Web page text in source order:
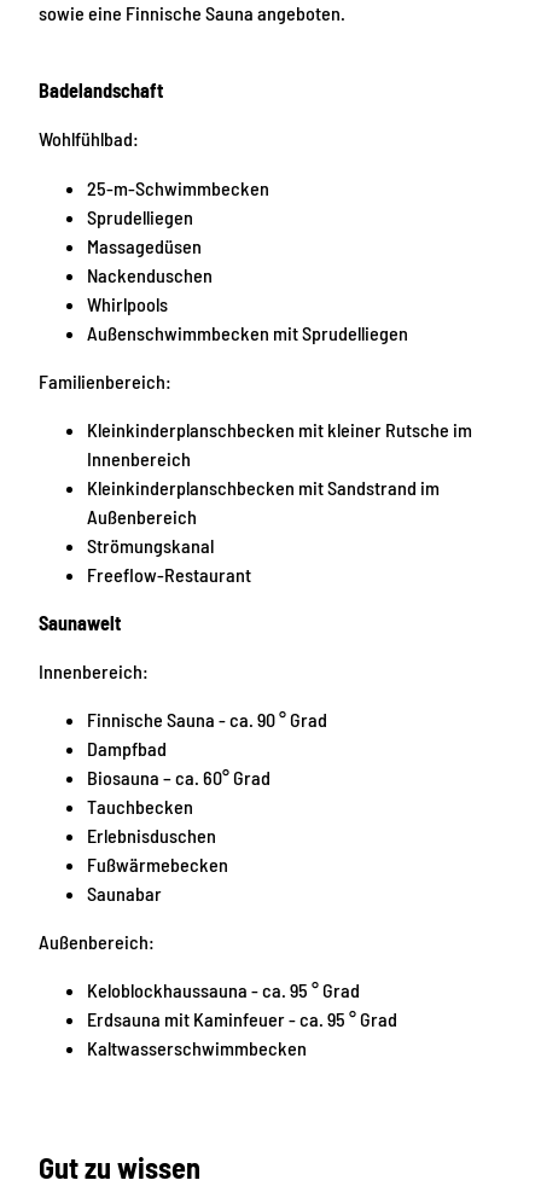
sowie eine Finnische Sauna angeboten.
Badelandschaft
Wohlfühlbad:
25-m-Schwimmbecken
Sprudelliegen
Massagedüsen
Nackenduschen
Whirlpools
Außenschwimmbecken mit Sprudelliegen
Familienbereich:
Kleinkinderplanschbecken mit kleiner Rutsche im
Innenbereich
Kleinkinderplanschbecken mit Sandstrand im
Außenbereich
Strömungskanal
Freeflow-Restaurant
Saunawelt
Innenbereich:
Finnische Sauna - ca. 90 ° Grad
Dampfbad
Biosauna – ca. 60° Grad
Tauchbecken
Erlebnisduschen
Fußwärmebecken
Saunabar
Außenbereich:
Keloblockhaussauna - ca. 95 ° Grad
Erdsauna mit Kaminfeuer - ca. 95 ° Grad
Kaltwasserschwimmbecken
Gut zu wissen